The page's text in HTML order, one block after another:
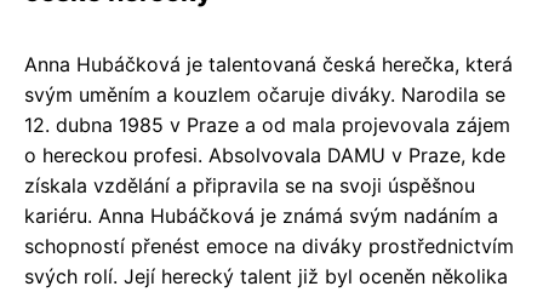
Anna Hubáčková je talentovaná česká herečka, která
svým uměním a kouzlem očaruje diváky. Narodila se
12. dubna 1985 v Praze a od mala projevovala zájem
o hereckou profesi. Absolvovala DAMU v Praze, kde
získala vzdělání a připravila se na svoji úspěšnou
kariéru. Anna Hubáčková je známá svým nadáním a
schopností přenést emoce na diváky prostřednictvím
svých rolí. Její herecký talent již byl oceněn několika